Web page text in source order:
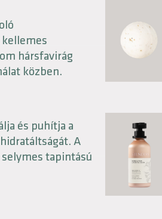
hársfavirág
közben.
és puhítja a
A
tapintású